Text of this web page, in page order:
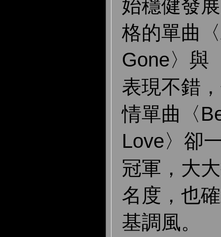
始穩健發
格的單曲
Gone〉與
表現不錯
情單曲〈
Love〉卻
冠軍，大
名度，也
基調風。